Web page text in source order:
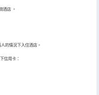
酒店 。
的情況下入住酒店。
信用卡：